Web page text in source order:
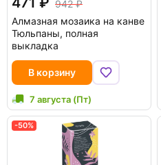
942
Алмазная мозаика на канве
Тюльпаны, полная
выкладка
В корзину
7 августа (Пт)
-50%